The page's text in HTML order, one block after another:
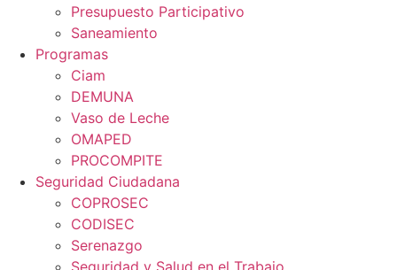
Presupuesto Participativo
Saneamiento
Programas
Ciam
DEMUNA
Vaso de Leche
OMAPED
PROCOMPITE
Seguridad Ciudadana
COPROSEC
CODISEC
Serenazgo
Seguridad y Salud en el Trabajo